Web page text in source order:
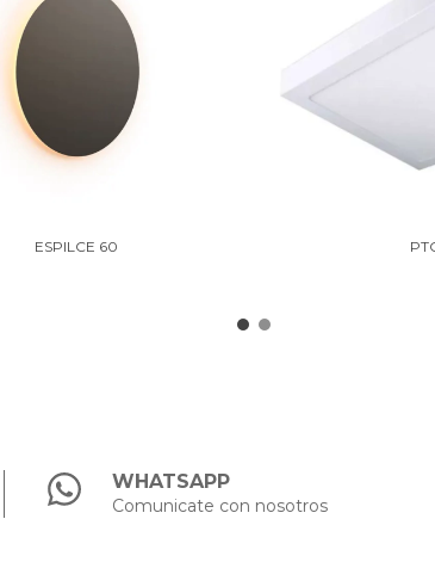
ESPILCE 60
WHATSAPP
Comunicate con nosotros